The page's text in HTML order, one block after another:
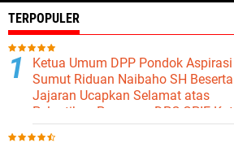
TERPOPULER
Ketua Umum DPP Pondok Aspirasi
Sumut Riduan Naibaho SH Beserta
Jajaran Ucapkan Selamat atas
Pelantikan Pengurus DPC GPIE Kota
Binjai